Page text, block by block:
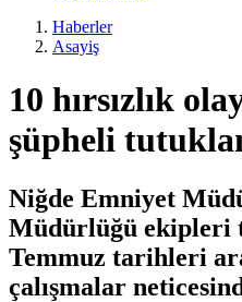
Haberler
Asayiş
10 hırsızlık
şüpheli
Niğde Emniyet
Müdürlüğü ekipleri
Temmuz tarihleri
çalışmalar